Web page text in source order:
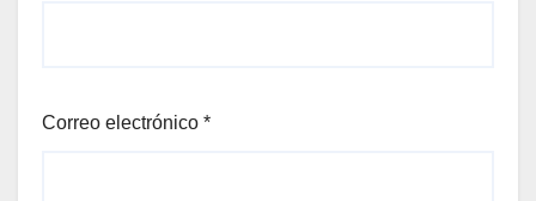
Correo electrónico *